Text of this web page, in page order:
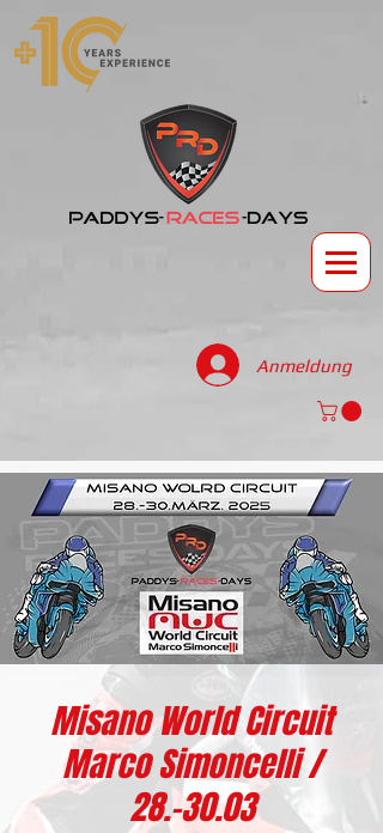
Anmeldung
Misano World Circuit
Marco Simoncelli /
28.-30.03